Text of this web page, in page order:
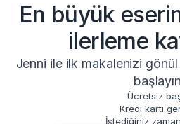
En büyük
ilerleme
Jenni ile ilk makalenizi gönül
başlayın
Ücretsiz
Kredi kartı
İstediğiniz